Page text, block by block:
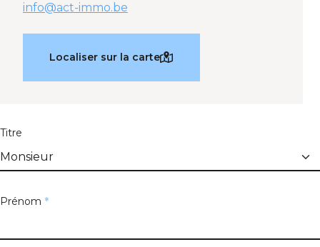
info@act-immo.be
Localiser sur la carte
Titre
Prénom *